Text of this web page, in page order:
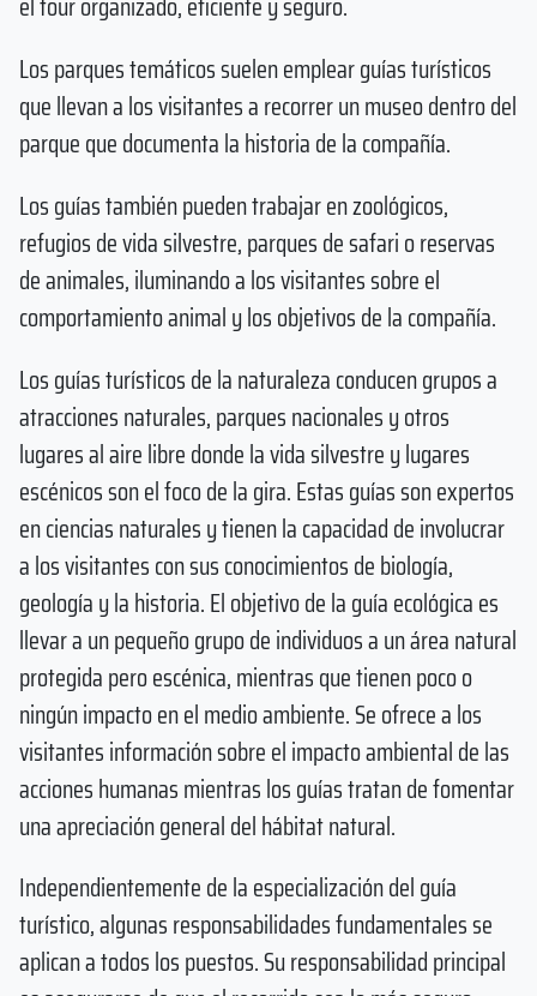
Los parques temáticos suelen emplear guías turísticos
que llevan a los visitantes a recorrer un museo dentro del
parque que documenta la historia de la compañía.
Los guías también pueden trabajar en zoológicos,
refugios de vida silvestre, parques de safari o reservas
de animales, iluminando a los visitantes sobre el
comportamiento animal y los objetivos de la compañía.
Los guías turísticos de la naturaleza conducen grupos a
atracciones naturales, parques nacionales y otros
lugares al aire libre donde la vida silvestre y lugares
escénicos son el foco de la gira. Estas guías son expertos
en ciencias naturales y tienen la capacidad de involucrar
a los visitantes con sus conocimientos de biología,
geología y la historia. El objetivo de la guía ecológica es
llevar a un pequeño grupo de individuos a un área natural
protegida pero escénica, mientras que tienen poco o
ningún impacto en el medio ambiente. Se ofrece a los
visitantes información sobre el impacto ambiental de las
acciones humanas mientras los guías tratan de fomentar
una apreciación general del hábitat natural.
Independientemente de la especialización del guía
turístico, algunas responsabilidades fundamentales se
aplican a todos los puestos. Su responsabilidad principal